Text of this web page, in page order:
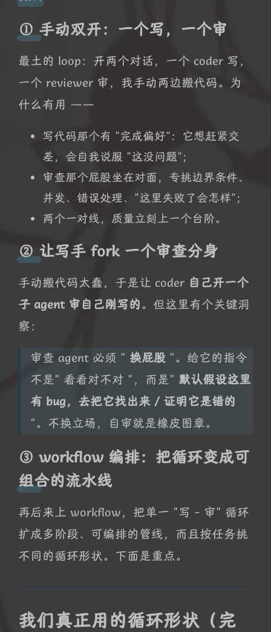
① 手动双开：一个写，一个审
最土的 loop：开两个对话，一个 coder 写，
一个 reviewer 审，我手动两边搬代码。为
什么有用 ——
写代码那个有 "完成偏好"：它想赶紧交
差，会自我说服 "这没问题"；
审查那个屁股坐在对面，专挑边界条件、
并发、错误处理、"这里失败了会怎样"；
两个一对线，质量立刻上一个台阶。
② 让写手 fork 一个审查分身
手动搬代码太蠢，于是让 coder 自己开一个
子 agent 审自己刚写的。但这里有个关键洞
察：
审查 agent 必须 " 换屁股 "。给它的指令
不是" 看看对不对 "，而是" 默认假设这里
有 bug，去把它找出来 / 证明它是错的
"。不换立场，自审就是橡皮图章。
③ workflow 编排：把循环变成可
组合的流水线
再后来上 workflow，把单一 "写 - 审" 循环
扩成多阶段、可编排的管线，而且按任务挑
不同的循环形状。下面是重点。
我们真正用的循环形状（完